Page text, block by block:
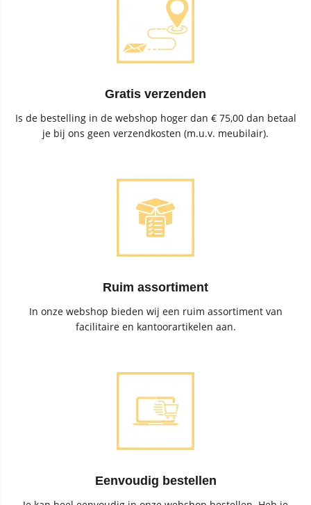
Gratis verzenden
Is de bestelling in de webshop hoger dan € 75,00 dan betaal
je bij ons geen verzendkosten (m.u.v. meubilair).
Ruim assortiment
In onze webshop bieden wij een ruim assortiment van
facilitaire en kantoorartikelen aan.
Eenvoudig bestellen